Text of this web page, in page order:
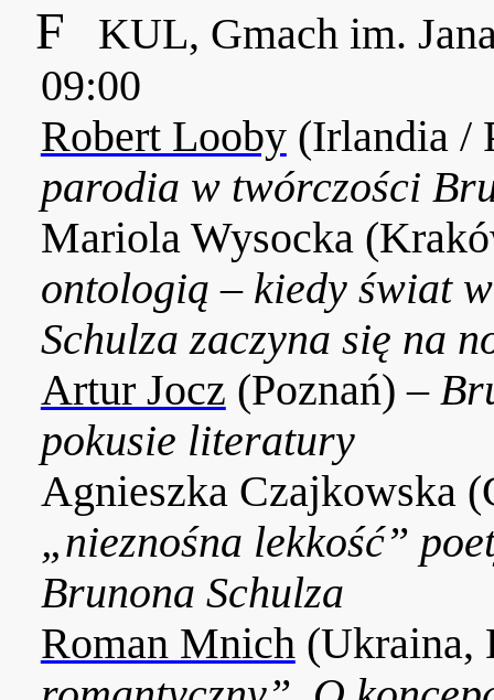
F
KUL, Gmach im.
09:00
Robert Looby(Irlandia /
parodia w twórczości
Mariola Wysocka
ontologią – kiedy świat
Schulza zaczyna się na
Artur Jocz (Poznań) –
pokusie literatury
Agnieszka Czajkowska
„nieznośna lekkość”
Brunona Schulza
Roman Mnich(Ukraina,